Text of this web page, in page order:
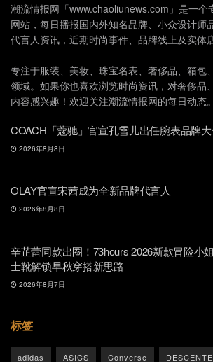
潮流情报网「www.chaoliunews.com」是一个
网站，每日播报国内外知名品牌、小众设计师
代言人资讯，近期时尚事件、品牌线上及实体
专注于服装、美妆、珠宝名表、奢侈品、箱包
领域。如果你也喜欢浏览时尚资讯，对奢侈品
内容感兴趣！欢迎关注潮流情报网的每日动态。
COACH「蔻驰」官宣孔雪儿出任腕表品牌
2026年8月8日
OLAY官宣宋茜成为全新品牌代言人
2026年8月8日
辛芷蕾同款出圈！73hours 2026新款冒险小
士靴解锁早秋穿搭新思路
2026年8月7日
标签
adidas ASICS Converse DESCENTE